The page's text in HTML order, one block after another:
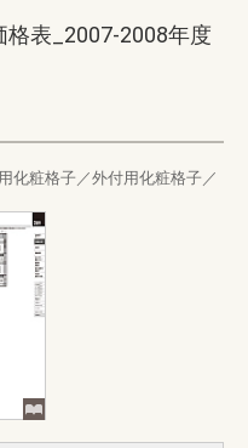
格表_2007-2008年度
粧格子／外付用化粧格子／